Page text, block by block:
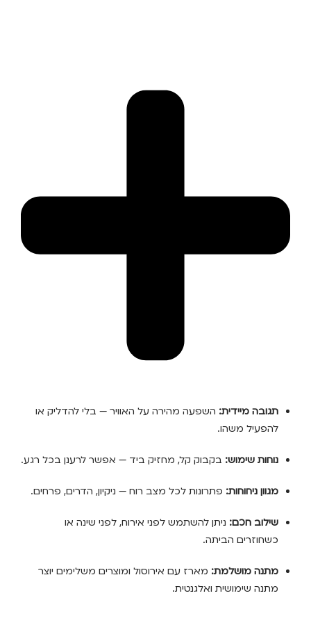
תגובה מיידית: השפעה מהירה על האוויר — בלי להדליק או
להפעיל משהו.
נוחות שימוש: בקבוק קל, מחזיק ביד — אפשר לרענן בכל רגע.
מגוון ניחוחות: פתרונות לכל מצב רוח — ניקיון, הדרים, פרחים.
שילוב חכם: ניתן להשתמש לפני אירוח, לפני שינה או
כשחוזרים הביתה.
מתנה מושלמת: מארז עם אירוסול ומוצרים משלימים יוצר
מתנה שימושית ואלגנטית.